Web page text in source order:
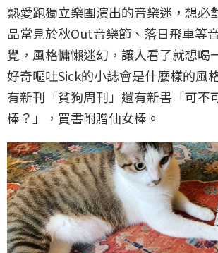
熱愛跑獨立樂團演出的音樂迷，想必
品常見於秋Out音樂節、落日飛車等
覺，風格慵懶迷幻，讓人看了就想喝
好奇嘔吐Sick的小誌會是什麼樣的風
有新刊「貧狗周刊」還有新書「可不
棒？」，買書附贈仙女棒。